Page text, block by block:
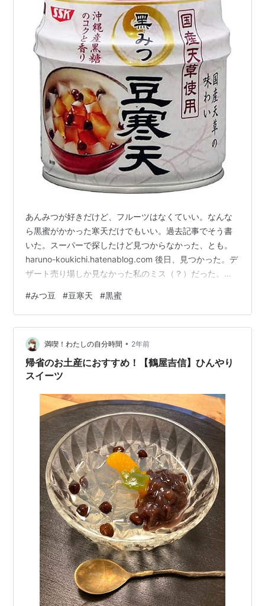
あんみつが好きだけど、フルーツはなくていい。なんな
ら黒蜜がかかった寒天だけでもいい。過去記事でそう書
いた。スーパーで探したけど見つからなかった、とも。
haruno-koukichi.hatenablog.com 後日、見つかった。デ
ザート売り場しか見なかった私のミス（？）だった。こ
と豆だけのパック。黒蜜付きで。 私はこれで十分。私は
黒蜜がかかった寒天が好きなんだな。豆は歓迎します。
買えたものとは違うが、こういうことです ＾＾
#みつ豆 #豆寒天 #黒蜜
満喫！わたしの自分時間 • 2年前
帰省のお土産におすすめ！【鶴屋吉信】ひんやり
スイーツ